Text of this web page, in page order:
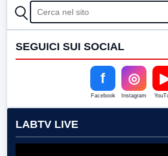
CERCA
SEGUICI SUI SOCIAL
f
Facebook
◎
Instagram
LABTV LIVE